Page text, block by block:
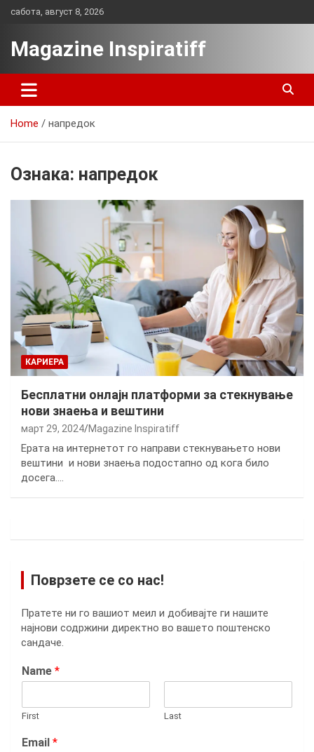
сабота, август 8, 2026
Magazine Inspiratiff
Home напредок
Ознака: напредок
КАРИЕРА
Бесплатни онлајн платформи за стекнување
нови знаења и вештини
март 29, 2024 Magazine Inspiratiff
Eрата на интернетот го направи стекнувањето нови
вештини и нови знаења подостапно од кога било
досега.…
Поврзете се со нас!
Пратете ни го вашиот меил и добивајте ги нашите
најнови содржини директно во вашето поштенско
сандаче.
Name *
First Last
Email *